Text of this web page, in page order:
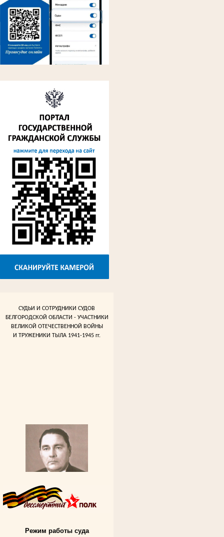
СУДЬИ И СОТРУДНИКИ СУДОВ
БЕЛГОРОДСКОЙ ОБЛАСТИ - УЧАСТНИКИ
ВЕЛИКОЙ ОТЕЧЕСТВЕННОЙ ВОЙНЫ
И ТРУЖЕНИКИ ТЫЛА 1941-1945 гг.
Алферьев Сергей Григорьевич
Участник Великой Отечественной войны
Режим работы суда